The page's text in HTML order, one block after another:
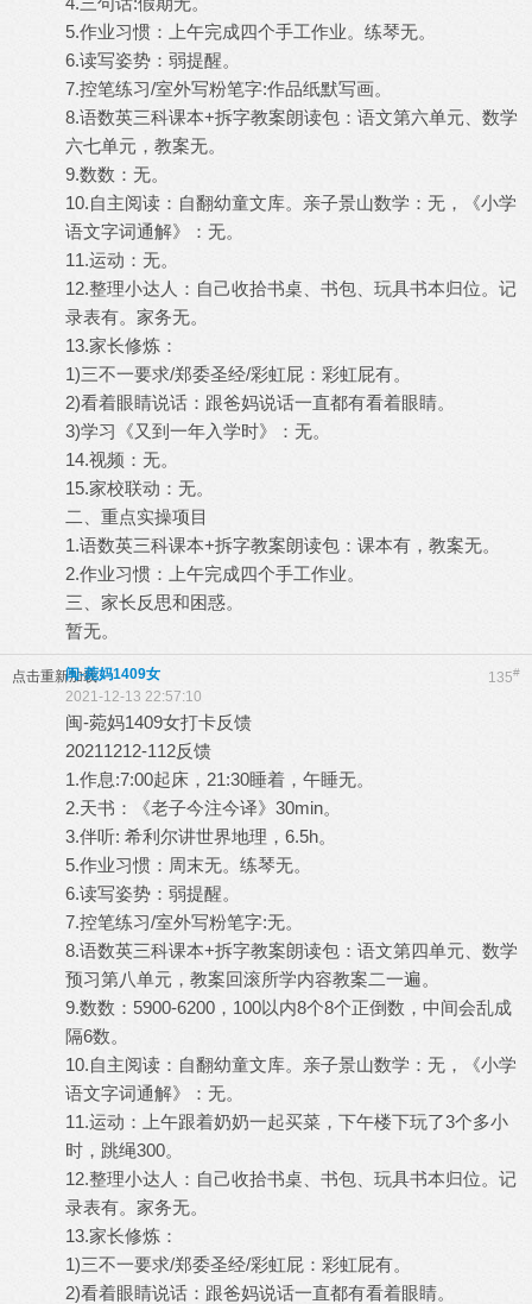
5.作业习惯：上午完成四个手工作业。练琴无。
6.读写姿势：弱提醒。
7.控笔练习/室外写粉笔字:作品纸默写画。
8.语数英三科课本+拆字教案朗读包：语文第六单元、数学
六七单元，教案无。
9.数数：无。
10.自主阅读：自翻幼童文库。亲子景山数学：无，《小学
语文字词通解》：无。
11.运动：无。
12.整理小达人：自己收拾书桌、书包、玩具书本归位。记
录表有。家务无。
13.家长修炼：
1)三不一要求/郑委圣经/彩虹屁：彩虹屁有。
2)看着眼睛说话：跟爸妈说话一直都有看着眼睛。
3)学习《又到一年入学时》：无。
14.视频：无。
15.家校联动：无。
二、重点实操项目
1.语数英三科课本+拆字教案朗读包：课本有，教案无。
2.作业习惯：上午完成四个手工作业。
三、家长反思和困惑。
暂无。
点击重新加载 135#
闽-菀妈1409女
2021-12-13 22:57:10
闽-菀妈1409女打卡反馈
20211212-112反馈
1.作息:7:00起床，21:30睡着，午睡无。
2.天书：《老子今注今译》30min。
3.伴听: 希利尔讲世界地理，6.5h。
5.作业习惯：周末无。练琴无。
6.读写姿势：弱提醒。
7.控笔练习/室外写粉笔字:无。
8.语数英三科课本+拆字教案朗读包：语文第四单元、数学
预习第八单元，教案回滚所学内容教案二一遍。
9.数数：5900-6200，100以内8个8个正倒数，中间会乱成
隔6数。
10.自主阅读：自翻幼童文库。亲子景山数学：无，《小学
语文字词通解》：无。
11.运动：上午跟着奶奶一起买菜，下午楼下玩了3个多小
时，跳绳300。
12.整理小达人：自己收拾书桌、书包、玩具书本归位。记
录表有。家务无。
13.家长修炼：
1)三不一要求/郑委圣经/彩虹屁：彩虹屁有。
2)看着眼睛说话：跟爸妈说话一直都有看着眼睛。